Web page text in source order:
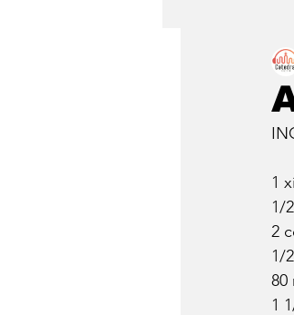
ESPORTE
1
1/
2
1/
80
1